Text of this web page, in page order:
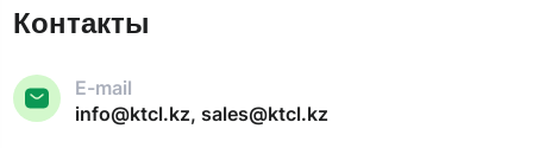
Контакты
E-mail
info@ktcl.kz, sales@ktcl.kz